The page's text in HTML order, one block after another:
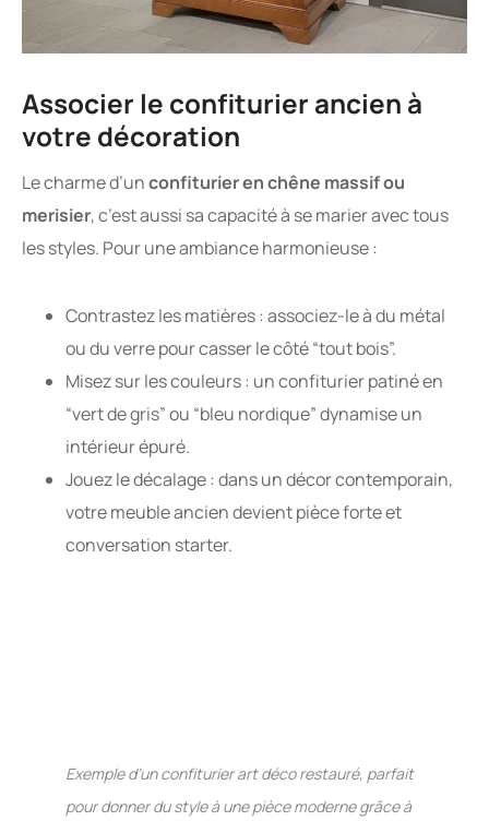
Associer le confiturier ancien à
votre décoration
Le charme d’unconfiturier en chêne massif ou
merisier, c’est aussi sa capacité à se marier avec tous
les styles. Pour une ambiance harmonieuse :
Contrastez les matières : associez-le à du métal
ou du verre pour casser le côté “tout bois”.
Misez sur les couleurs : un confiturier patiné en
“vert de gris” ou “bleu nordique” dynamise un
intérieur épuré.
Jouez le décalage : dans un décor contemporain,
votre meuble ancien devient pièce forte et
conversation starter.
Le confiturier ancien : une